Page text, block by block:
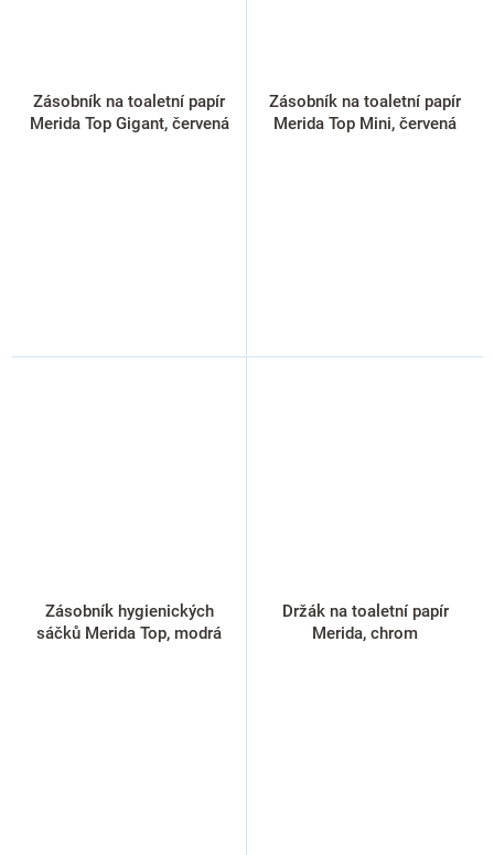
Zásobník na toaletní papír
Merida Top Gigant, červená
Zásobník na toaletní papír
Merida Top Mini, červená
Zásobník hygienických
sáčků Merida Top, modrá
Držák na toaletní papír
Merida, chrom